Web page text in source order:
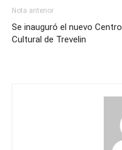
Nota anterior
Se inauguró el nuevo Centro
Cultural de Trevelin